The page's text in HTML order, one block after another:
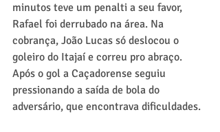
minutos teve um penalti a seu favor,
Rafael foi derrubado na área. Na
cobrança, João Lucas só deslocou o
goleiro do Itajaí e correu pro abraço.
Após o gol a Caçadorense seguiu
pressionando a saída de bola do
adversário, que encontrava dificuldades.